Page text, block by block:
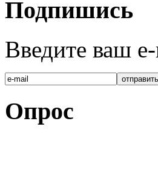
Подпишись
Введите ваш
Опрос